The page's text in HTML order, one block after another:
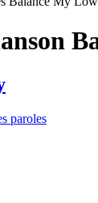
paroles